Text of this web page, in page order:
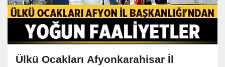
Ülkü Ocakları Afyonkarahisar İl